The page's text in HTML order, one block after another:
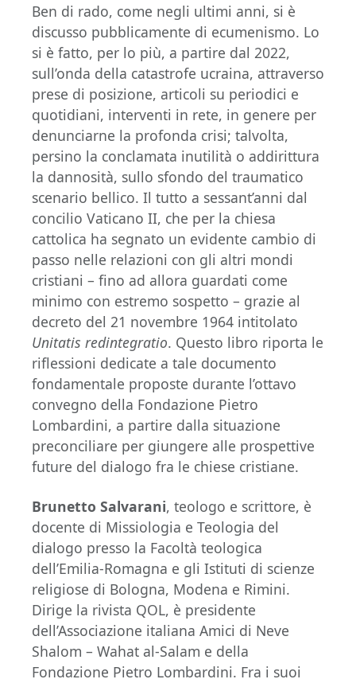
Ben di rado, come negli ultimi anni, si è
discusso pubblicamente di ecumenismo. Lo
si è fatto, per lo più, a partire dal 2022,
sull’onda della catastrofe ucraina, attraverso
prese di posizione, articoli su periodici e
quotidiani, interventi in rete, in genere per
denunciarne la profonda crisi; talvolta,
persino la conclamata inutilità o addirittura
la dannosità, sullo sfondo del traumatico
scenario bellico. Il tutto a sessant’anni dal
concilio Vaticano II, che per la chiesa
cattolica ha segnato un evidente cambio di
passo nelle relazioni con gli altri mondi
cristiani – fino ad allora guardati come
minimo con estremo sospetto – grazie al
decreto del 21 novembre 1964 intitolato
Unitatis redintegratio. Questo libro riporta le
riflessioni dedicate a tale documento
fondamentale proposte durante l’ottavo
convegno della Fondazione Pietro
Lombardini, a partire dalla situazione
preconciliare per giungere alle prospettive
future del dialogo fra le chiese cristiane.
Brunetto Salvarani, teologo e scrittore, è
docente di Missiologia e Teologia del
dialogo presso la Facoltà teologica
dell’Emilia-Romagna e gli Istituti di scienze
religiose di Bologna, Modena e Rimini.
Dirige la rivista QOL, è presidente
dell’Associazione italiana Amici di Neve
Shalom – Wahat al-Salam e della
Fondazione Pietro Lombardini. Fra i suoi